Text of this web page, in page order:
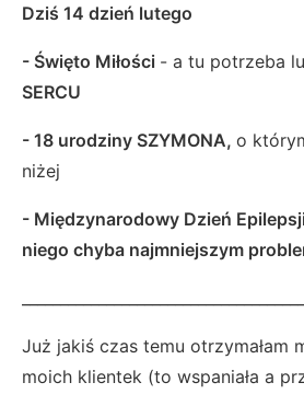
Dziś 14 dzień lutego
- Święto Miłości - a tu potrzeba
SERCU
- 18 urodziny SZYMONA, o
niżej
- Międzynarodowy Dzień
niego chyba najmniejszym
Już jakiś czas temu otrzymałam
moich klientek (to wspaniała a